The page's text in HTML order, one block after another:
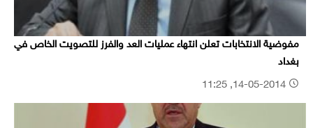
مفوضية الانتخابات تعلن انتهاء عمليات العد والفرز للتصويت الخاص في
بغداد